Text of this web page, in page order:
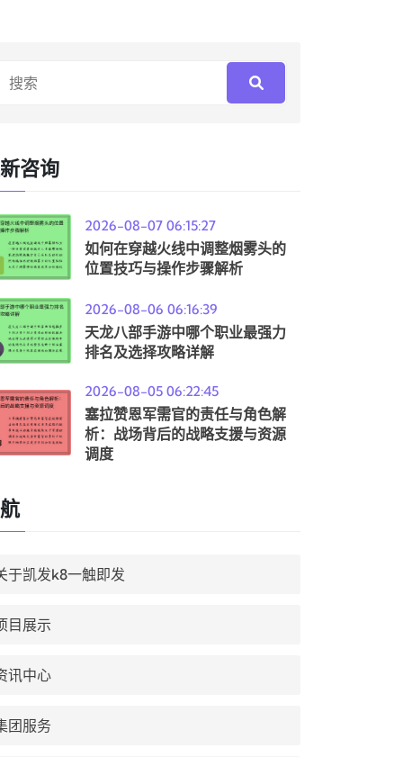
咨询
2026-08-07 06:15:27
如何在穿越火线中调整烟雾头的
位置技巧与操作步骤解析
2026-08-06 06:16:39
天龙八部手游中哪个职业最强力
排名及选择攻略详解
2026-08-05 06:22:45
塞拉赞恩军需官的责任与角色解
析：战场背后的战略支援与资源
调度
于凯发k8一触即发
目展示
讯中心
团服务